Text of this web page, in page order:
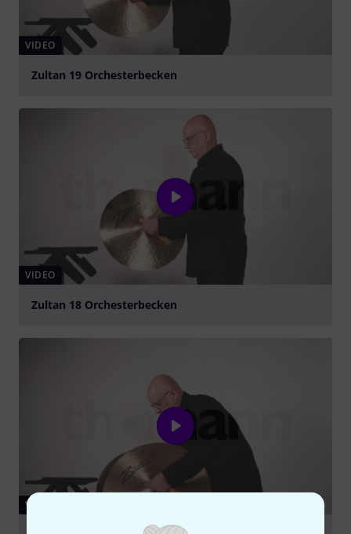
VIDEO
Zultan 19 Orchesterbecken
VIDEO
Zultan 18 Orchesterbecken
VIDEO